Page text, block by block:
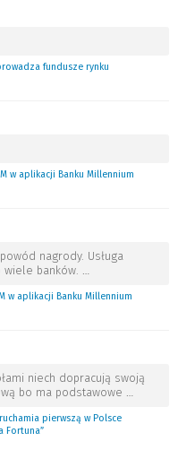
fundusze rynku
w aplikacji Banku Millennium
nagrody. Usługa
banków. …
w aplikacji Banku Millennium
niech dopracują swoją
bo ma podstawowe …
pierwszą w Polsce
Fortuna”